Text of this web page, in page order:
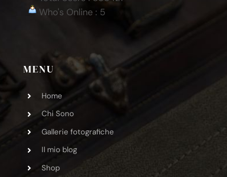
Who's Online : 5
MENU
Home
Chi Sono
Gallerie fotografiche
Il mio blog
Shop